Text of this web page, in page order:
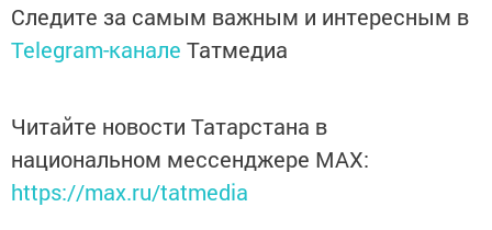
Следите за самым важным и интересным в
Telegram-канале Татмедиа
Читайте новости Татарстана в
национальном мессенджере MАХ:
https://max.ru/tatmedia